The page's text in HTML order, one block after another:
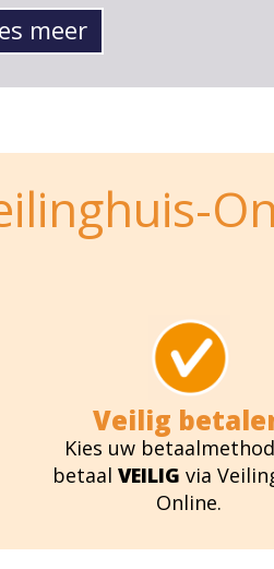
meer
Veilig
Kies uw
betaal VEILIG via
Online.